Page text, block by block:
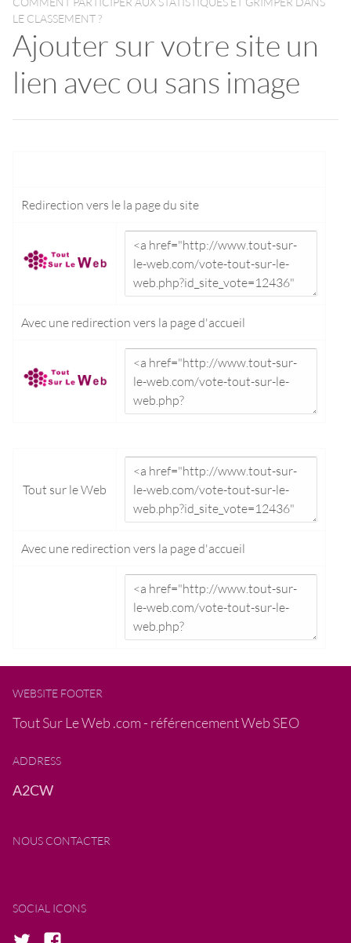
LE CLASSEMENT ?
Ajouter sur votre site un
lien avec ou sans image
Redirection vers le la page du site
Avec une redirection vers la page d'accueil
Tout sur le Web
Avec une redirection vers la page d'accueil
WEBSITE FOOTER
Tout Sur Le Web .com - référencement Web SEO
ADDRESS
A2CW
NOUS CONTACTER
SOCIAL ICONS